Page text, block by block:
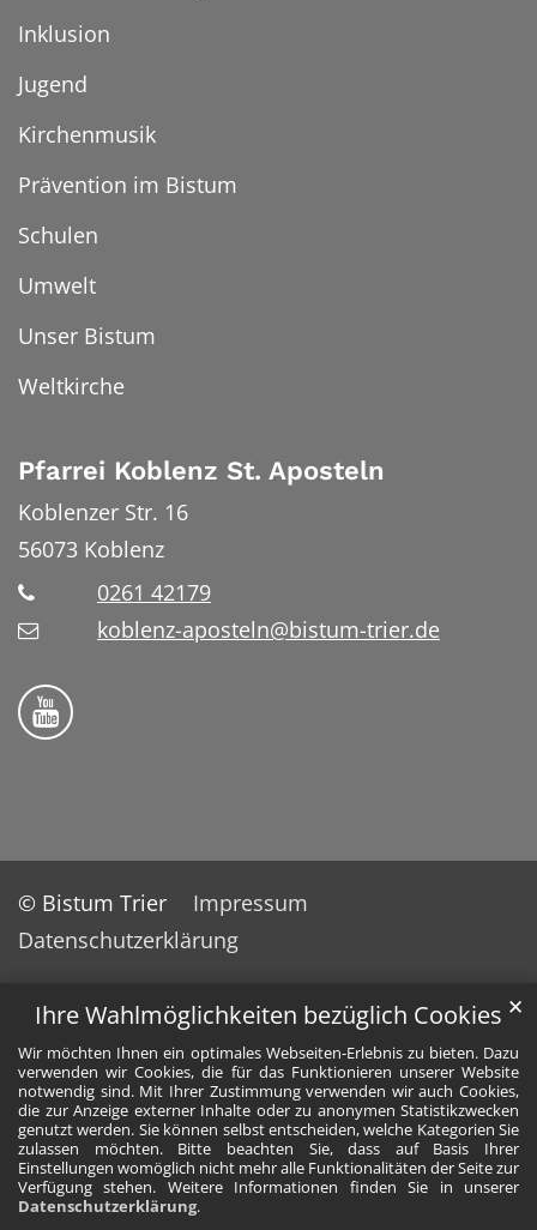
Ihre Wahlmöglichkeiten bezüglich Cookies
Wir möchten Ihnen ein optimales Webseiten-Erlebnis zu bieten. Dazu
verwenden wir Cookies, die für das Funktionieren unserer Website
notwendig sind. Mit Ihrer Zustimmung verwenden wir auch Cookies,
die zur Anzeige externer Inhalte oder zu anonymen Statistikzwecken
genutzt werden. Sie können selbst entscheiden, welche Kategorien Sie
zulassen möchten. Bitte beachten Sie, dass auf Basis Ihrer
Einstellungen womöglich nicht mehr alle Funktionalitäten der Seite zur
Verfügung stehen. Weitere Informationen finden Sie in unserer
Datenschutzerklärung.
✕
Inklusion
Jugend
Kirchenmusik
Prävention im Bistum
Schulen
Umwelt
Unser Bistum
Weltkirche
Pfarrei Koblenz St. Aposteln
Koblenzer Str. 16
56073 Koblenz
0261 42179
koblenz-aposteln@bistum-trier.de
Bistum Trier auf YouTube
© Bistum Trier
Impressum
Datenschutzerklärung